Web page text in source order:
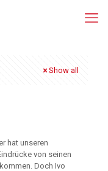
Show all
hat unseren
von seinen
Doch Ivo